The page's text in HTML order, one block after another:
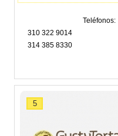
Teléfonos
310 322 9014
314 385 8330
5